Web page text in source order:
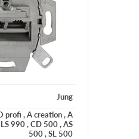
Jung
profi ,A creation,A
LS 990,CD 500,AS
500,SL 500